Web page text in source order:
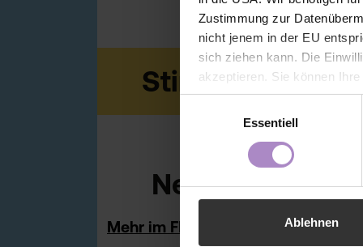
Zustimmung zur
nicht jenem in der EU
sich ziehen kann. Die
akzeptieren. Sie können
der Webseite - jederzeit
Einwilligung bis zum
Essentiell
Ablehnen
Stimmen über
News aus der
Mehr im FHV Magazin